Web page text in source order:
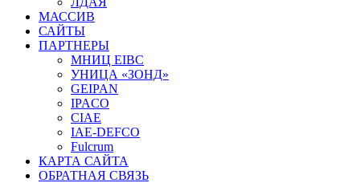
МАССИВ
САЙТЫ
ПАРТНЕРЫ
МНИЦ EIBC
УНИЦА «ЗОНД»
GEIPAN
IPACO
CIAE
IAE-DEFCO
Fulcrum
КАРТА САЙТА
ОБРАТНАЯ СВЯЗЬ